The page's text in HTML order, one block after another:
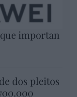
importan
dos pleitos